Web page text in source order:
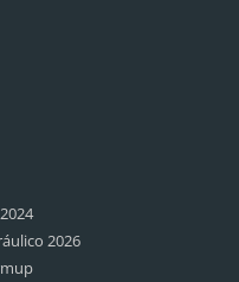
2026